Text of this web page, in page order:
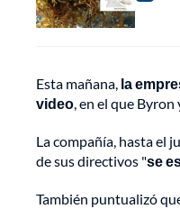
Esta mañana, la
video, en el que
La compañía, hasta el
de sus directivos "se
También puntualizó